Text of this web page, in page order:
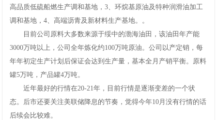
高品质低硫船燃生产调和基地，3、环烷基原油及特种润滑油加工
调和基地，4、高端沥青及新材料生产基地。。
目前公司原料大多数来源于绥中的渤海油田，该油田年产能
3000万吨以上，公司全年炼化约100万吨原油。公司以产定销，每
年年初定生产计划后保证会达到生产量，基本全月产销平衡。原料
罐5万吨，产品罐4万吨。
近年最好的行情在20-21年，目前行情是逐渐变差的一个状
态。后市还要关注美联储降息的节奏，觉得今年10月没有行情的话
后续会比较难。